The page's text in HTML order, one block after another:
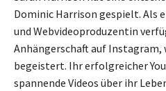
Dominic Harrison gespielt. Als
und Webvideoproduzentin
Anhängerschaft auf
begeistert. Ihr erfolgreicher
spannende Videos über ihr